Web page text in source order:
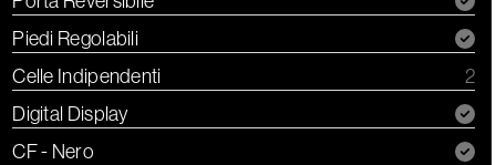
Piedi Regolabili
Celle Indipendenti
2
Digital Display
CF - Nero